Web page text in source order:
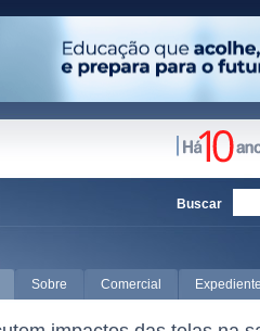
Buscar
Sobre Comercial Expediente